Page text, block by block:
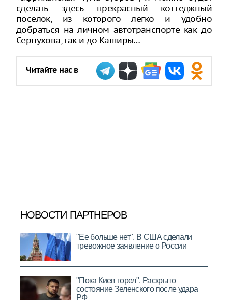
сделать здесь прекрасный коттеджный
поселок, из которого легко и удобно
добраться на личном автотранспорте как до
Серпухова, так и до Каширы…
Читайте нас в